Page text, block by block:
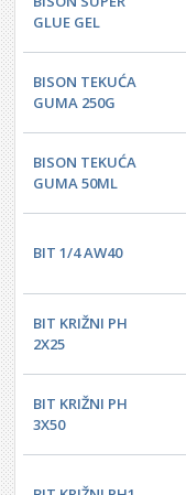
GLUE GEL
BISON TEKUĆA
GUMA 250G
BISON TEKUĆA
GUMA 50ML
BIT 1/4 AW40
BIT KRIŽNI PH
2X25
BIT KRIŽNI PH
3X50